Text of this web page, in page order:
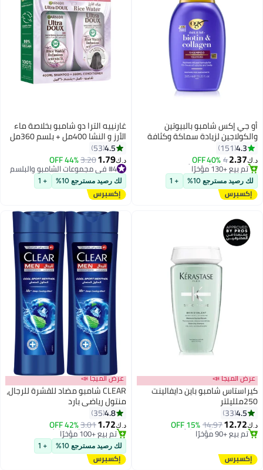
أو جي إكس شامبو بالبيوتين
والكولاجين لزيادة سماكة وكثافة
الشعر 385ملليلتر
4.3
151
د.ك‏2.37
4
40% OFF
#41 في منتجات الشامبو
أقل سعر في 7 يوم
تم بيع +130 مؤخرًا
#41 في منتجات الشامبو
لك رصيد مسترجع 10% + 1
غارنييه الترا دو شامبو بخلاصة ماء
الأرز و النشا 400مل + بلسم 360مل
لشعر ناعم ولامع
4.5
53
د.ك‏1.79
3.20
44% OFF #4 في مجموعات الشامبو والبلسم
تم بيع +170 مؤخرًا
#4 في مجموعات الشامبو والبلسم
لك رصيد مسترجع 10% + 1
عرض الميجا 📣
كيراستاس شامبو باين دايفالينت
250ملليلتر
4.5
33
د.ك‏12.72
14.97
15% OFF
#13 في منتجات الشامبو
أقل سعر في 30 يوم
تم بيع +90 مؤخرًا
#13 في منتجات الشامبو
عرض الميجا 📣
CLEAR شامبو مضاد للقشرة للرجال،
منتول رياضي بارد
4.8
35
د.ك‏1.72
3.01
42% OFF
#5 في شامبو وبلسم
أقل سعر في 30 يوم
تم بيع +100 مؤخرًا
#5 في شامبو وبلسم
لك رصيد مسترجع 10% + 1